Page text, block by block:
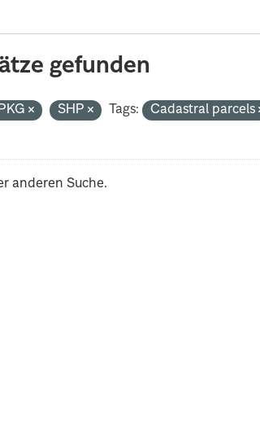
gefunden
SHP Tags:
Cadastral parcels
anderen Suche.